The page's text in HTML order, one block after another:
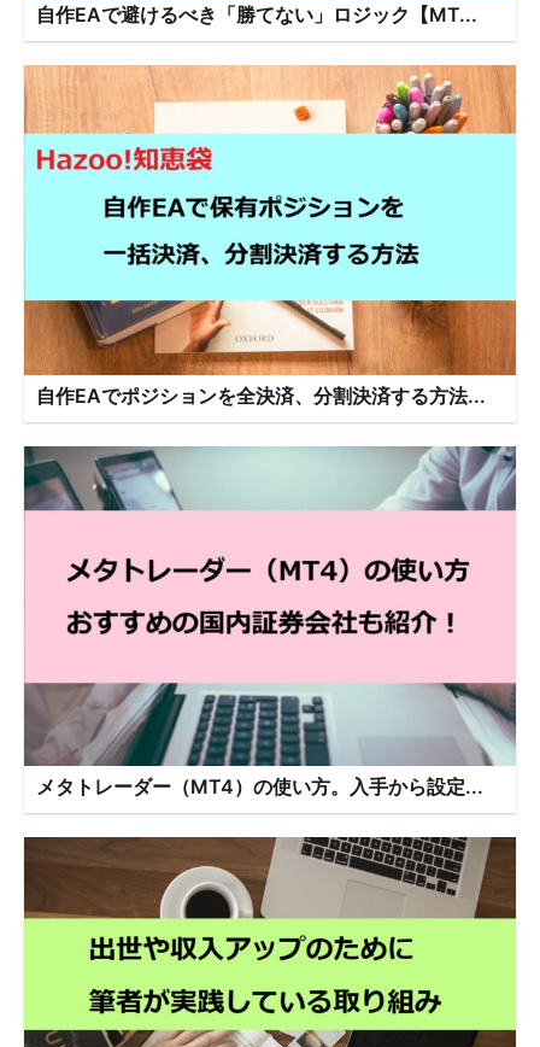
自作EAで避けるべき「勝てない」ロジック【MT...
自作EAでポジションを全決済、分割決済する方法...
メタトレーダー（MT4）の使い方。入手から設定...